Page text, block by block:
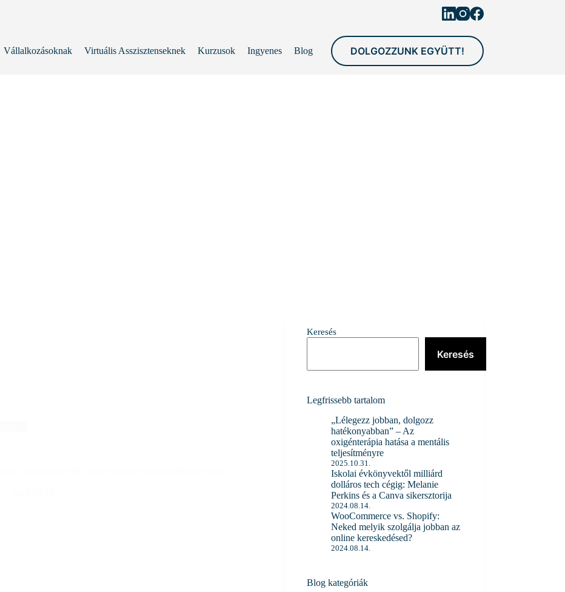
Vállalkozásoknak Virtuális Asszisztenseknek Kurzusok Ingyenes Blog DOLGOZZUNK EGYÜTT!
Keresés
Keresés
Legfrissebb tartalom
„Lélegezz jobban, dolgozz
hatékonyabban” – Az
oxigénterápia hatása a mentális
teljesítményre
2025.10.31.
Iskolai évkönyvektől milliárd
dolláros tech cégig: Melanie
Perkins és a Canva sikersztorija
2024.08.14.
WooCommerce vs. Shopify:
Neked melyik szolgálja jobban az
online kereskedésed?
2024.08.14.
Blog kategóriák